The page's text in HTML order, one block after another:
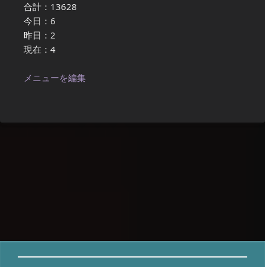
合計：13628
今日：6
昨日：2
現在：4
メニューを編集